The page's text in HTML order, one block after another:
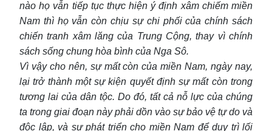
nào họ vẫn tiếp tục thực hiện ý định xâm chiếm miền
Nam thì họ vẫn còn chịu sự chi phối của chính sách
chiến tranh xâm lăng của Trung Cộng, thay vì chính
sách sống chung hòa bình của Nga Sô.
Vì vậy cho nên, sự mất còn của miền Nam, ngày nay,
lại trở thành một sự kiện quyết định sự mất còn trong
tương lai của dân tộc. Do đó, tất cả nỗ lực của chúng
ta trong giai đoạn này phải dồn vào sự bảo vệ tự do và
độc lập, và sự phát triển cho miền Nam để duy trì lối